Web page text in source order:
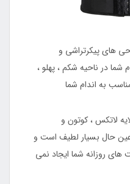
های پیکرتراشی و
شما در ناحیه شکم ، پهلو ،
به اندام شما
گن ساعت شنی بند نازک ۶ لایه لاتکس ، کوتون و
حال بسیار لطیف است و
روزانه شما ایجاد نمی